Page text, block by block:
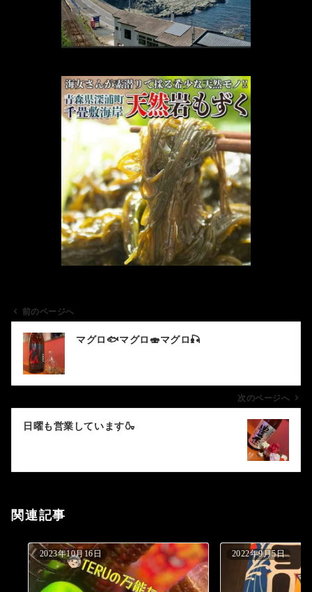
ン
前のページへ
マグロ🐟マグロ🍣マグロ🎣
次のページへ
日曜も営業しています🍶
関連記事
2023年10月16日 2022年9月5日